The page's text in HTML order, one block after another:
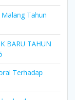
Tahun
BARU TAHUN
Terhadap